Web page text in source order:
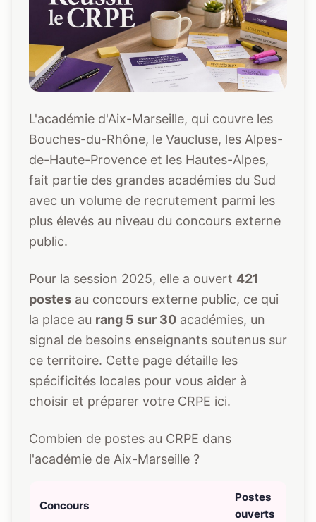
L'académie d'Aix-Marseille, qui couvre les
Bouches-du-Rhône, le Vaucluse, les Alpes-
de-Haute-Provence et les Hautes-Alpes,
fait partie des grandes académies du Sud
avec un volume de recrutement parmi les
plus élevés au niveau du concours externe
public.
Pour la session 2025, elle a ouvert 421
postes au concours externe public, ce qui
la place au rang 5 sur 30 académies, un
signal de besoins enseignants soutenus sur
ce territoire. Cette page détaille les
spécificités locales pour vous aider à
choisir et préparer votre CRPE ici.
Combien de postes au CRPE dans
l'académie de Aix-Marseille ?
Concours
Postes
ouverts